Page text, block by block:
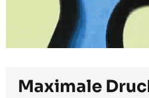
Maximale